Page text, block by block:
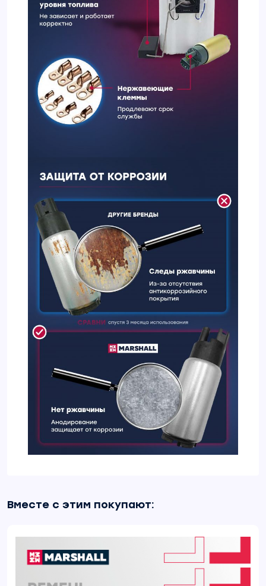
Вместе с этим покупают: